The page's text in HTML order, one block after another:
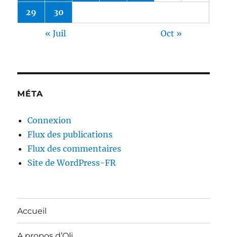
29 30
« Juil Oct »
MÉTA
Connexion
Flux des publications
Flux des commentaires
Site de WordPress-FR
Accueil